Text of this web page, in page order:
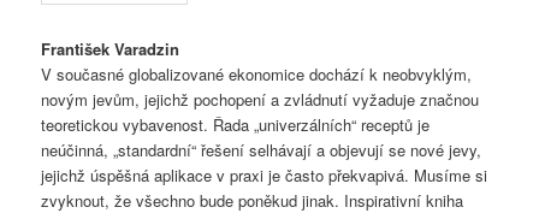
František Varadzin
V současné globalizované ekonomice dochází k neobvyklým,
novým jevům, jejichž pochopení a zvládnutí vyžaduje značnou
teoretickou vybavenost. Řada „univerzálních“ receptů je
neúčinná, „standardní“ řešení selhávají a objevují se nové jevy,
jejichž úspěšná aplikace v praxi je často překvapivá. Musíme si
zvyknout, že všechno bude poněkud jinak. Inspirativní kniha